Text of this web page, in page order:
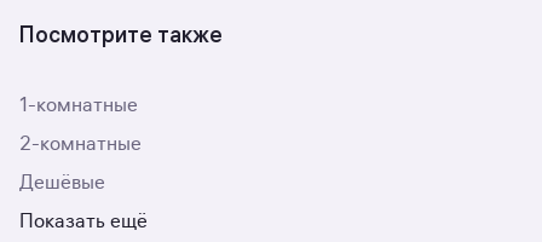
Посмотрите также
1-комнатные
2-комнатные
Дешёвые
Показать ещё